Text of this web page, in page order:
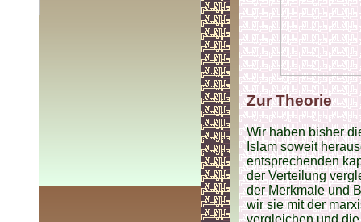
Zur Theorie
Wir haben bisher
Islam soweit
entsprechenden
der Verteilung
der Merkmale und
wir sie mit der
vergleichen und